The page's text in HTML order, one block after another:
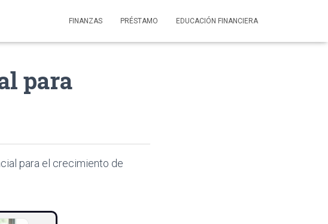
FINANZAS PRÉSTAMO EDUCACIÓN FINANCIERA
para
para el crecimiento de